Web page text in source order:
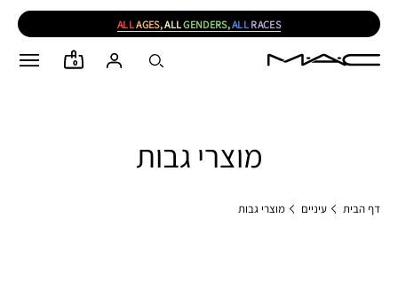
ALLAGES,ALLGENDERS,ALL RACES
0
מוצרי גבות
דף הבית עיניים מוצרי גבות